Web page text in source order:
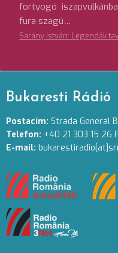
fortyogó
fura szagú…
Sarány István: Legendák
Bukaresti Rádió
Postacím: Strada General
Telefon: +40 21 303 15 26
E-mail: